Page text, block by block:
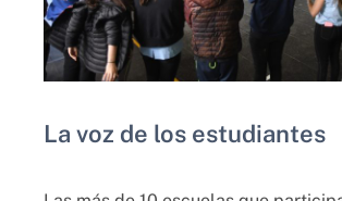
La voz de los estudiantes